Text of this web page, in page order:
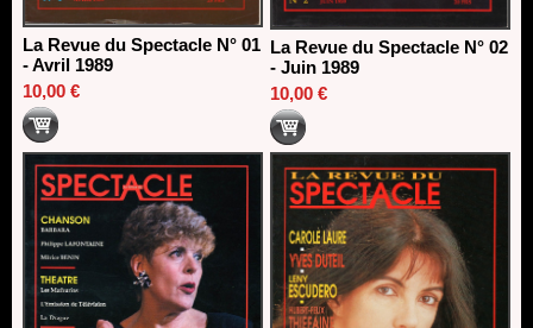
La Revue du Spectacle N° 01
- Avril 1989
10,00 €
La Revue du Spectacle N° 02
- Juin 1989
10,00 €